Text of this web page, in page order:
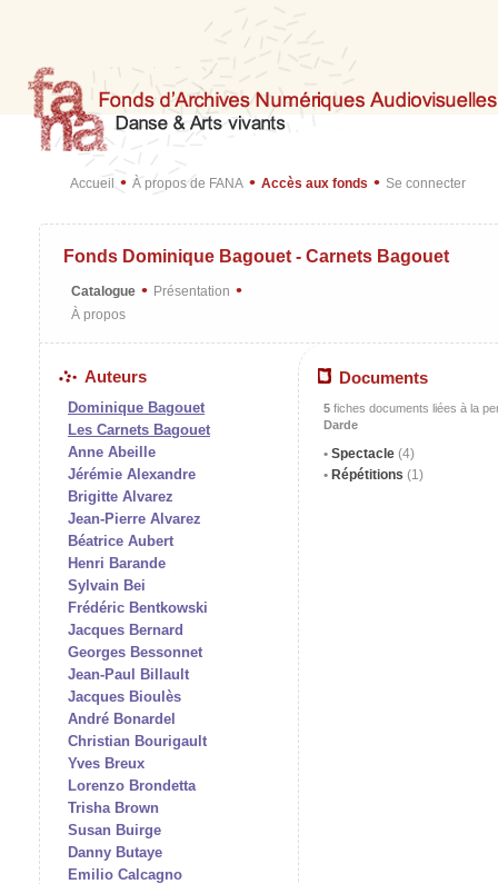
Accueil • À propos de FANA • Accès aux fonds • Se connecter
Fonds Dominique Bagouet - Carnets Bagouet
Catalogue • Présentation •
À propos
Auteurs
Dominique Bagouet
Les Carnets Bagouet
Anne Abeille
Jérémie Alexandre
Brigitte Alvarez
Jean-Pierre Alvarez
Béatrice Aubert
Henri Barande
Sylvain Bei
Frédéric Bentkowski
Jacques Bernard
Georges Bessonnet
Jean-Paul Billault
Jacques Bioulès
André Bonardel
Christian Bourigault
Yves Breux
Lorenzo Brondetta
Trisha Brown
Susan Buirge
Danny Butaye
Emilio Calcagno
Documents
5 fiches documents liées à la
Darde
Spectacle (4)
Répétitions (1)